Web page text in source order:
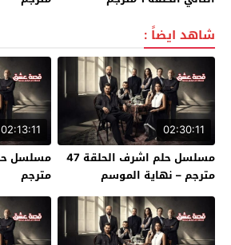
شاهد ايضاً :
02:30:11
مسلسل حلم اشرف الحلقة 47
مترجم – نهاية الموسم
02:13:11
مترجم